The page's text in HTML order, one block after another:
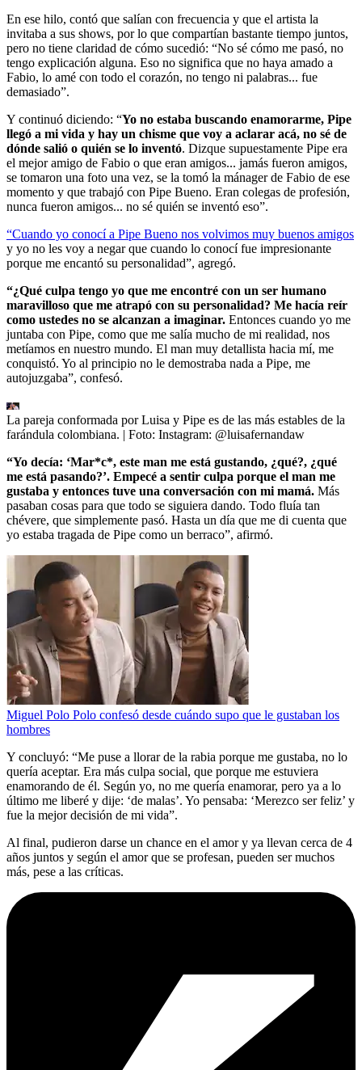
En ese hilo, contó que salían con frecuencia y que el artista la
invitaba a sus shows, por lo que compartían bastante tiempo juntos,
pero no tiene claridad de cómo sucedió: “No sé cómo me pasó, no
tengo explicación alguna. Eso no significa que no haya amado a
Fabio, lo amé con todo el corazón, no tengo ni palabras... fue
demasiado”.
Y continuó diciendo: “Yo no estaba buscando enamorarme, Pipe
llegó a mi vida y hay un chisme que voy a aclarar acá, no sé de
dónde salió o quién se lo inventó. Dizque supuestamente Pipe era
el mejor amigo de Fabio o que eran amigos... jamás fueron amigos,
se tomaron una foto una vez, se la tomó la mánager de Fabio de ese
momento y que trabajó con Pipe Bueno. Eran colegas de profesión,
nunca fueron amigos... no sé quién se inventó eso”.
“Cuando yo conocí a Pipe Bueno nos volvimos muy buenos amigos
y yo no les voy a negar que cuando lo conocí fue impresionante
porque me encantó su personalidad”, agregó.
“¿Qué culpa tengo yo que me encontré con un ser humano
maravilloso que me atrapó con su personalidad? Me hacía reír
como ustedes no se alcanzan a imaginar. Entonces cuando yo me
juntaba con Pipe, como que me salía mucho de mi realidad, nos
metíamos en nuestro mundo. El man muy detallista hacia mí, me
conquistó. Yo al principio no le demostraba nada a Pipe, me
autojuzgaba”, confesó.
La pareja conformada por Luisa y Pipe es de las más estables de la
farándula colombiana. | Foto: Instagram: @luisafernandaw
“Yo decía: ‘Mar*c*, este man me está gustando, ¿qué?, ¿qué
me está pasando?’. Empecé a sentir culpa porque el man me
gustaba y entonces tuve una conversación con mi mamá. Más
pasaban cosas para que todo se siguiera dando. Todo fluía tan
chévere, que simplemente pasó. Hasta un día que me di cuenta que
yo estaba tragada de Pipe como un berraco”, afirmó.
Miguel Polo Polo confesó desde cuándo supo que le gustaban los
hombres
Y concluyó: “Me puse a llorar de la rabia porque me gustaba, no lo
quería aceptar. Era más culpa social, que porque me estuviera
enamorando de él. Según yo, no me quería enamorar, pero ya a lo
último me liberé y dije: ‘de malas’. Yo pensaba: ‘Merezco ser feliz’ y
fue la mejor decisión de mi vida”.
Al final, pudieron darse un chance en el amor y ya llevan cerca de 4
años juntos y según el amor que se profesan, pueden ser muchos
más, pese a las críticas.